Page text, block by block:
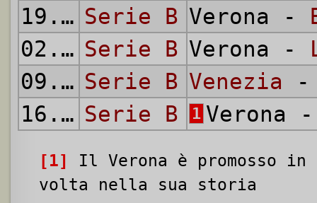
19.05.
1957
Serie B Verona -
02.06.
1957
Serie B Verona -
09.06.
1957
Serie B Venezia -
16.06.
1957
Serie B 1 Verona
[1]
Il Verona è promosso
volta nella sua storia